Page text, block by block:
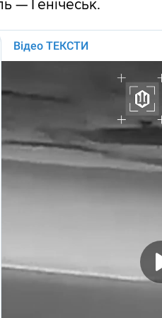
— Генічеськ.